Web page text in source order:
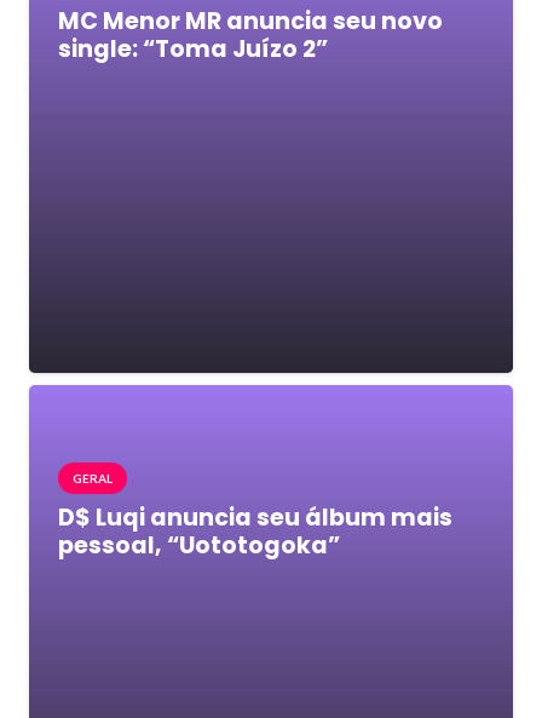
MC Menor MR anuncia seu novo
single: “Toma Juízo 2”
GERAL
D$ Luqi anuncia seu álbum mais
pessoal, “Uototogoka”